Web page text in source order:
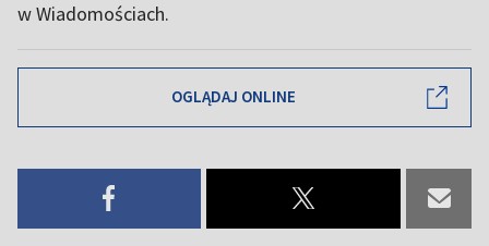
w Wiadomościach.
OGLĄDAJ ONLINE